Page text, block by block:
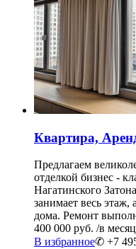
Квартира,
Предлагаем
отделкой бизнес -
Нагатинского
занимает весь этаж,
дома. Ремонт
400 000 руб. /в месяц
В избранное✆ +7